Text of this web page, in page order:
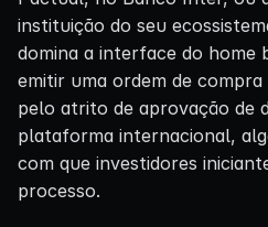
instituição do seu
domina a interface do home
emitir uma ordem de
pelo atrito de aprovação de
plataforma internacional,
com que investidores
processo.